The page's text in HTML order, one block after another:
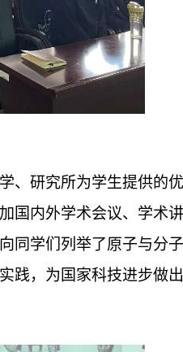
、研究所为学生提供的优
国内外学术会议、学术
同学们列举了原子与分
践，为国家科技进步做出